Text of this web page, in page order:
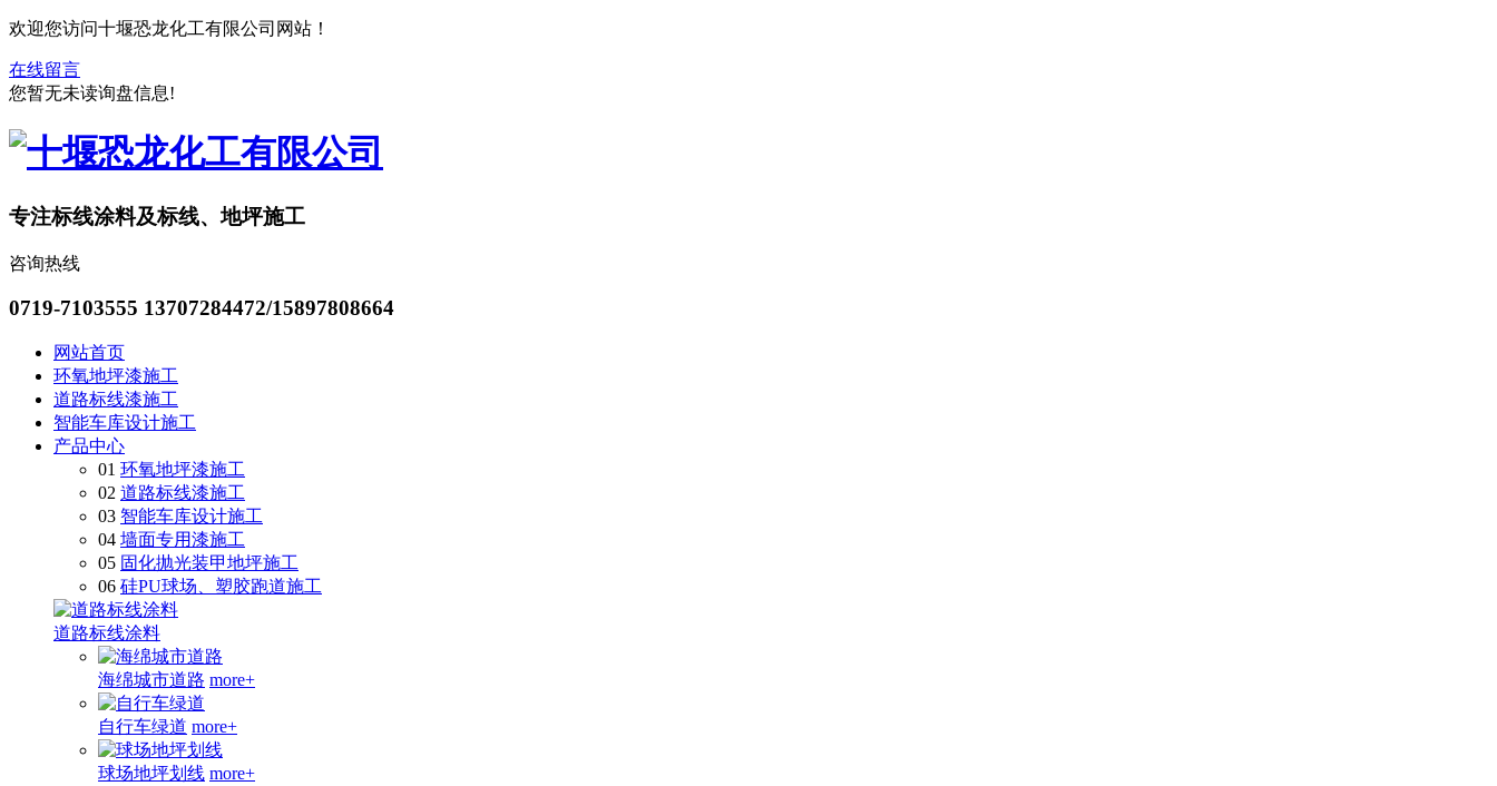
欢迎您访问十堰恐龙化工有限公司网站！
在线留言
您暂无未读询盘信息!
专注标线涂料及标线、地坪施工
咨询热线
0719-7103555 13707284472/15897808664
网站首页
环氧地坪漆施工
道路标线漆施工
智能车库设计施工
产品中心
01 环氧地坪漆施工
02 道路标线漆施工
03 智能车库设计施工
04 墙面专用漆施工
05 固化抛光装甲地坪施工
06 硅PU球场、塑胶跑道施工
道路标线涂料
海绵城市道路 more+
自行车绿道 more+
球场地坪划线 more+